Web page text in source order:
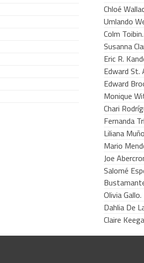
Chloé
Umlando
Colm
Susanna
Eric R.
Edward St.
Edward
Monique
Chari
Fernanda
Liliana
Mario
Joe
Salomé
Olivia
Dahlia De
Claire